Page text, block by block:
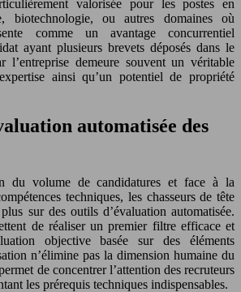
valorisée pour les postes en
biotechnologie, ou autres domaines où
comme un avantage concurrentiel
ayant plusieurs brevets déposés dans le
l’entreprise demeure souvent un véritable
ainsi qu’un potentiel de propriété
automatisée des
du volume de candidatures et face à la
techniques, les chasseurs de tête
sur des outils d’évaluation automatisée.
de réaliser un premier filtre efficace et
objective basée sur des éléments
n’élimine pas la dimension humaine du
de concentrer l’attention des recruteurs
les prérequis techniques indispensables.